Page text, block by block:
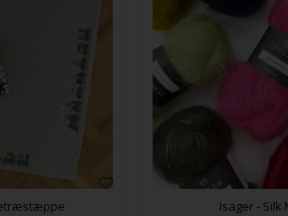
Isager - Silk